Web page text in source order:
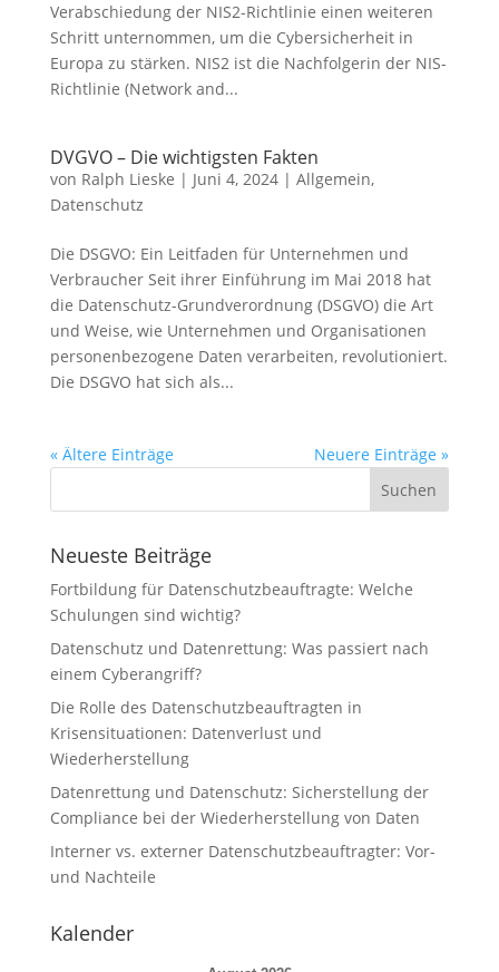
Verabschiedung der NIS2-Richtlinie einen weiteren
Schritt unternommen, um die Cybersicherheit in
Europa zu stärken. NIS2 ist die Nachfolgerin der NIS-
Richtlinie (Network and...
DVGVO – Die wichtigsten Fakten
von Ralph Lieske | Juni 4, 2024| Allgemein,
Datenschutz
Die DSGVO: Ein Leitfaden für Unternehmen und
Verbraucher Seit ihrer Einführung im Mai 2018 hat
die Datenschutz-Grundverordnung (DSGVO) die Art
und Weise, wie Unternehmen und Organisationen
personenbezogene Daten verarbeiten, revolutioniert.
Die DSGVO hat sich als...
« Ältere Einträge Neuere Einträge »
Neueste Beiträge
Fortbildung für Datenschutzbeauftragte: Welche
Schulungen sind wichtig?
Datenschutz und Datenrettung: Was passiert nach
einem Cyberangriff?
Die Rolle des Datenschutzbeauftragten in
Krisensituationen: Datenverlust und
Wiederherstellung
Datenrettung und Datenschutz: Sicherstellung der
Compliance bei der Wiederherstellung von Daten
Interner vs. externer Datenschutzbeauftragter: Vor-
und Nachteile
Kalender